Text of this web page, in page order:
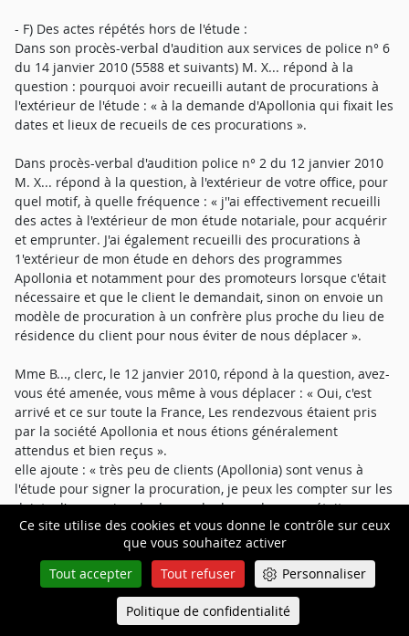
Ce site utilise des cookies et vous donne le contrôle sur ceux
que vous souhaitez activer
Tout accepter
Tout refuser Personnaliser
Politique de confidentialité
- F) Des actes répétés hors de l'étude :
Dans son procès-verbal d'audition aux services de police n° 6
du 14 janvier 2010 (5588 et suivants) M. X... répond à la
question : pourquoi avoir recueilli autant de procurations à
l'extérieur de l'étude : « à la demande d'Apollonia qui fixait les
dates et lieux de recueils de ces procurations ».
Dans procès-verbal d'audition police n° 2 du 12 janvier 2010
M. X... répond à la question, à l'extérieur de votre office, pour
quel motif, à quelle fréquence : « j''ai effectivement recueilli
des actes à l'extérieur de mon étude notariale, pour acquérir
et emprunter. J'ai également recueilli des procurations à
1'extérieur de mon étude en dehors des programmes
Apollonia et notamment pour des promoteurs lorsque c'était
nécessaire et que le client le demandait, sinon on envoie un
modèle de procuration à un confrère plus proche du lieu de
résidence du client pour nous éviter de nous déplacer ».
Mme B..., clerc, le 12 janvier 2010, répond à la question, avez-
vous été amenée, vous même à vous déplacer : « Oui, c'est
arrivé et ce sur toute la France, Les rendezvous étaient pris
par la société Apollonia et nous étions généralement
attendus et bien reçus ».
elle ajoute : « très peu de clients (Apollonia) sont venus à
l'étude pour signer la procuration, je peux les compter sur les
doigts d'une main... la demande de rendez-vous était
systématiquement prise par le personnel d'Apollonia ¿ face à
l''affaire pénale qui me conduit ici, je peux soulever
qu'effectivement le principe systématique de la procuration
n'est pas R... ».
Cette pratique répétée et systématique des actes hors étude,
dans le seul but de répondre aux demandes de la société
Queue-Fair